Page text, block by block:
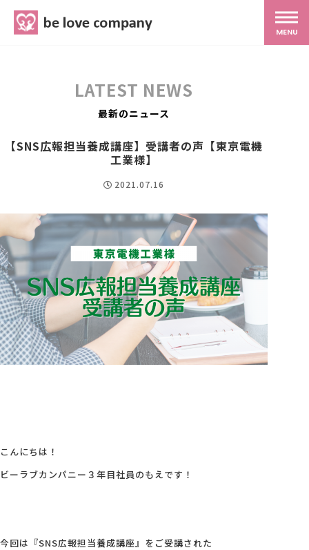
MENU
スタッフ紹介
最新ブログ
会社概要
お問い合わせ
LATEST NEWS
最新のニュース
【SNS広報担当養成講座】受講者の声【東京電機
工業様】
2021.07.16
こんにちは！
ビーラブカンパニー３年目社員のもえです！
今回は『SNS広報担当養成講座』をご受講された